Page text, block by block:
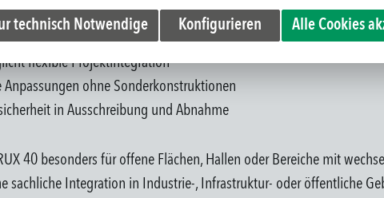
Lösung in anspruchsvollen Umgebungen
Beschaffungsaufwand
flexible Projektintegration
ohne Sonderkonstruktionen
in Ausschreibung und Abnahme
40 besonders für offene Flächen, Hallen oder Bereiche mit
sachliche Integration in Industrie-, Infrastruktur- oder öffentliche
technisch Notwendige Konfigurieren Alle Cookies